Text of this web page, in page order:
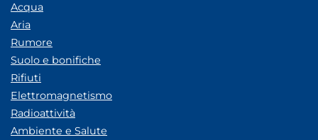
Acqua
Aria
Rumore
Suolo e bonifiche
Rifiuti
Elettromagnetismo
Radioattività
Ambiente e Salute